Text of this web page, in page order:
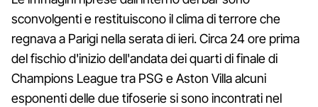
sconvolgenti e restituiscono il clima di terrore che
regnava a Parigi nella serata di ieri. Circa 24 ore prima
del fischio d'inizio dell'andata dei quarti di finale di
Champions League tra PSG e Aston Villa alcuni
esponenti delle due tifoserie si sono incontrati nel